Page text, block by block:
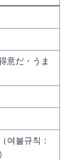
意だ・うま
여불규칙：